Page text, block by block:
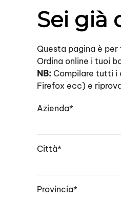
Sei già
Questa pagina è
Ordina online i tuoi
NB: Compilare tutti i
Firefox ecc) e
Azienda*
Città*
Provincia*